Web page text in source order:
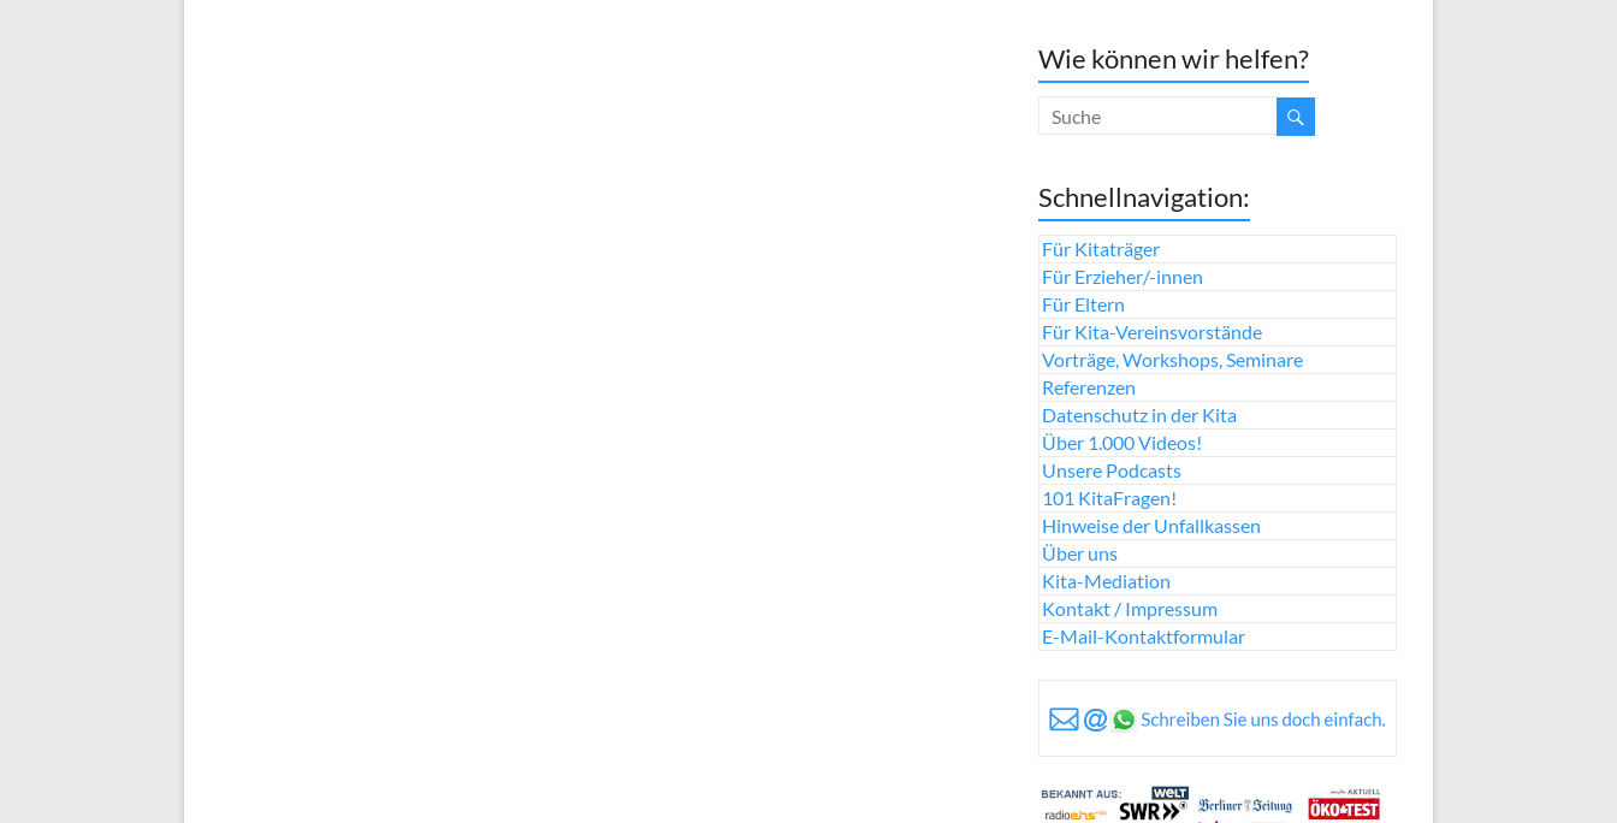
Wie können wir helfen?
Schnellnavigation:
Für Kitaträger
Für Erzieher/-innen
Für Eltern
Für Kita-Vereinsvorstände
Vorträge, Workshops, Seminare
Referenzen
Datenschutz in der Kita
Über 1.000 Videos!
Unsere Podcasts
101 KitaFragen!
Hinweise der Unfallkassen
Über uns
Kita-Mediation
Kontakt / Impressum
E-Mail-Kontaktformular